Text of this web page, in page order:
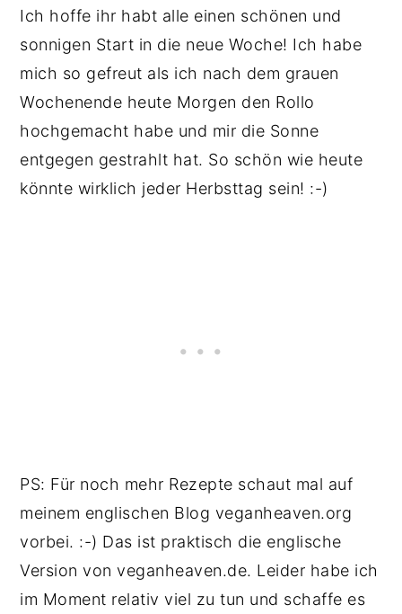
Ich hoffe ihr habt alle einen schönen und
sonnigen Start in die neue Woche! Ich habe
mich so gefreut als ich nach dem grauen
Wochenende heute Morgen den Rollo
hochgemacht habe und mir die Sonne
entgegen gestrahlt hat. So schön wie heute
könnte wirklich jeder Herbsttag sein! :-)
PS: Für noch mehr Rezepte schaut mal auf
meinem englischen Blog veganheaven.org
vorbei. :-) Das ist praktisch die englische
Version von veganheaven.de. Leider habe ich
im Moment relativ viel zu tun und schaffe es